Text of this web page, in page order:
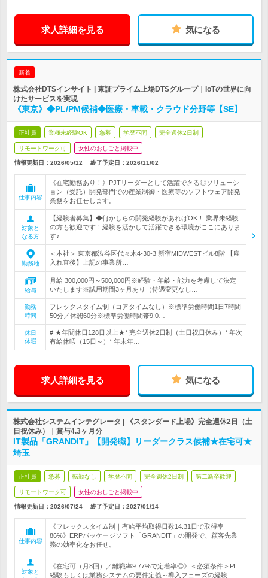
求人詳細を見る 気になる
新着
株式会社DTSインサイト | 東証プライム上場DTSグループ｜IoTの世界に向
けたサービスを実現
《東京》◆PL/PM候補◆医療・車載・クラウド分野等【SE】
正社員 業種未経験OK 急募 学歴不問 完全週休2日制
リモートワーク可 女性のおしごと掲載中
情報更新日：2026/05/12 終了予定日： 2026/11/02
仕事内容
《在宅勤務あり！》PJTリーダーとして活躍できる◎ソリューシ
ョン（受託）開発部門での産業制御・医療等のソフトウェア開発
業務をお任せします。
対象と
なる方
【経験者募集】◆何かしらの開発経験があればOK！ 業界未経験
の方も歓迎です！経験を活かして活躍できる環境がここにありま
す♪
勤務地
＜本社＞ 東京都渋谷区代々木4-30-3 新宿MIDWESTビル8階 【雇
入れ直後】上記の事業所…
給与
月給 300,000円～500,000円※経験・年齢・能力を考慮して決定
いたします※試用期間3ヶ月あり（待遇変更なし…
勤務
時間
フレックスタイム制（コアタイムなし）※標準労働時間1日7時間
50分／休憩60分※標準労働時間帯9:0…
休日
休暇
# ★年間休日128日以上★* 完全週休2日制（土日祝日休み）* 年次
有給休暇（15日～）* 年末年…
求人詳細を見る 気になる
株式会社システムインテグレータ | 《スタンダード上場》完全週休2日（土
日祝休み）｜賞与4.3ヶ月分
IT製品「GRANDIT」【開発職】リーダークラス候補★在宅可★
埼玉
正社員 急募 転勤なし 学歴不問 完全週休2日制 第二新卒歓迎
リモートワーク可 女性のおしごと掲載中
情報更新日：2026/07/24 終了予定日： 2027/01/14
仕事内容
《フレックスタイム制｜有給平均取得日数14.31日で取得率
86%》ERPパッケージソフト「GRANDIT」の開発で、顧客先業
務の効率化をお任せ。
対象と
《在宅可（月8回）／離職率9.77%で定着率◎》＜必須条件＞PL
経験もしくは業務システムの要件定義～導入フェーズの経験